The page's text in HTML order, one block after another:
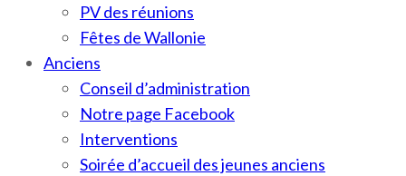
PV des réunions
Fêtes de Wallonie
Anciens
Conseil d’administration
Notre page Facebook
Interventions
Soirée d’accueil des jeunes anciens